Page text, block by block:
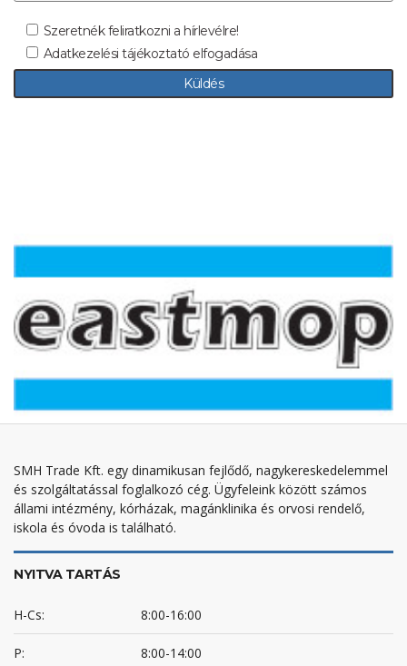
Szeretnék feliratkozni a hírlevélre!
Adatkezelési tájékoztató elfogadása
SMH Trade Kft. egy dinamikusan fejlődő, nagykereskedelemmel
és szolgáltatással foglalkozó cég. Ügyfeleink között számos
állami intézmény, kórházak, magánklinika és orvosi rendelő,
iskola és óvoda is található.
NYITVA TARTÁS
H-Cs: 8:00-16:00
P: 8:00-14:00